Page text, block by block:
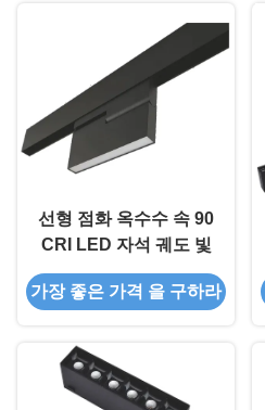
선형 점화 옥수수 속 90
CRI LED 자석 궤도 빛
가장 좋은 가격 을 구하라